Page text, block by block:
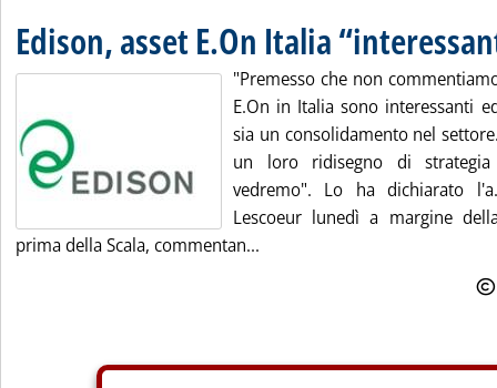
Edison, asset E.On Italia
"Premesso che non
E.On in Italia sono interessanti
sia un consolidamento nel
un loro ridisegno di
vedremo". Lo ha dichiarato
Lescoeur lunedì a margine
prima della Scala, commentan...